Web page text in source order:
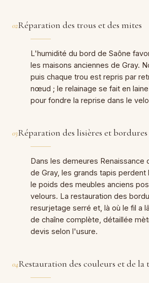
02Réparation des trous et des mites
L'humidité du bord de Saône
les maisons anciennes de Gray.
puis chaque trou est repris par
nœud ; le relainage se fait en
pour fondre la reprise dans le
03Réparation des lisières et bordures
Dans les demeures Renaissance
de Gray, les grands tapis perdent
le poids des meubles anciens
velours. La restauration des
resurjetage serré et, là où le fil a
de chaîne complète, détaillée
devis selon l'usure.
04Restauration des couleurs et de la